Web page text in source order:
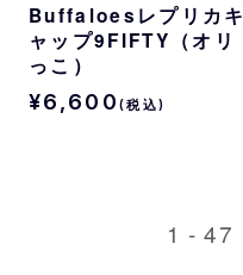
Buffaloesレプリカキ
ャップ9FIFTY（オリ
っこ）
¥6,600 (税込)
1 - 47